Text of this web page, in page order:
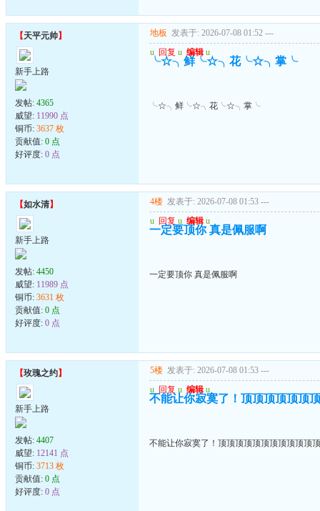
【天平元帅】
新手上路
发帖: 4365
威望: 11990 点
铜币: 3637 枚
贡献值: 0 点
好评度: 0 点
地板 发表于: 2026-07-08 01:52 ---
u 回复 u 编辑 u
╰☆╮鲜╰☆╮花╰☆╮掌╰
╰☆╮鲜╰☆╮花╰☆╮掌╰
【如水清】
新手上路
发帖: 4450
威望: 11989 点
铜币: 3631 枚
贡献值: 0 点
好评度: 0 点
4楼 发表于: 2026-07-08 01:53 ---
u 回复 u 编辑 u
一定要顶你 真是佩服啊
一定要顶你 真是佩服啊
【玫瑰之约】
新手上路
发帖: 4407
威望: 12141 点
铜币: 3713 枚
贡献值: 0 点
好评度: 0 点
5楼 发表于: 2026-07-08 01:53 ---
u 回复 u 编辑 u
不能让你寂寞了！顶顶顶顶顶顶
不能让你寂寞了！顶顶顶顶顶顶顶顶顶顶顶